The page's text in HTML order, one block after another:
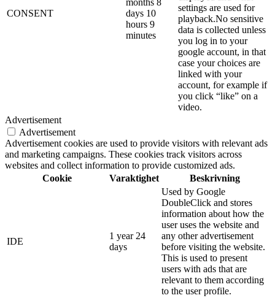
CONSENT
days 10
hours 9
minutes
settings are used for
playback.No sensitive
data is collected unless
you log in to your
google account, in that
case your choices are
linked with your
account, for example if
you click “like” on a
video.
Advertisement
Advertisement
Advertisement cookies are used to provide visitors with relevant ads
and marketing campaigns. These cookies track visitors across
websites and collect information to provide customized ads.
Cookie
Varaktighet Beskrivning
IDE
1 year 24
days
Used by Google
DoubleClick and stores
information about how the
user uses the website and
any other advertisement
before visiting the website.
This is used to present
users with ads that are
relevant to them according
to the user profile.